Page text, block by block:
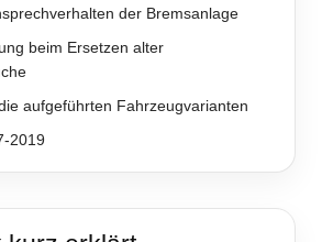
der Bremsanlage
beim Ersetzen alter
aufgeführten Fahrzeugvarianten
2019